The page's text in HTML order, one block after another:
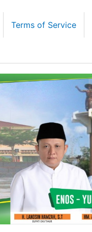
Terms of Service